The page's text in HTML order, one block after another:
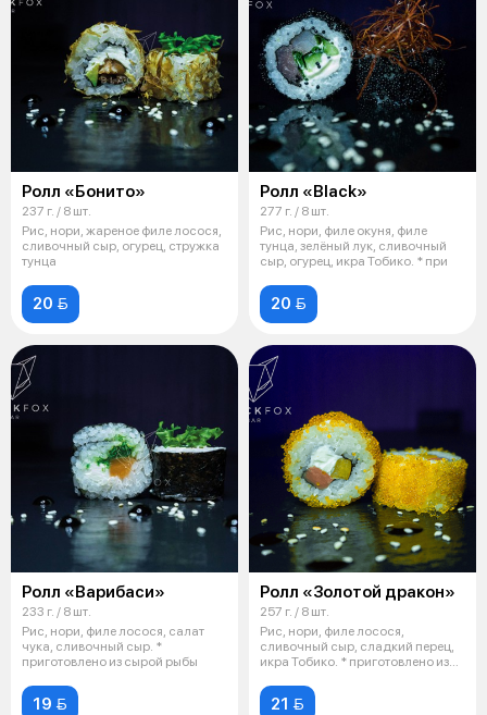
Ролл «Бонито»
237 г. / 8 шт.
Рис, нори, жареное филе лосося,
сливочный сыр, огурец, стружка
тунца
20 
Ролл «Black»
277 г. / 8 шт.
Рис, нори, филе окуня, филе
тунца, зелёный лук, сливочный
сыр, огурец, икра Тобико. * при
20 
Ролл «Варибаси»
233 г. / 8 шт.
Рис, нори, филе лосося, салат
чука, сливочный сыр. *
приготовлено из сырой рыбы
19 
Ролл «Золотой дракон»
257 г. / 8 шт.
Рис, нори, филе лосося,
сливочный сыр, сладкий перец,
икра Тобико. * приготовлено из
21 